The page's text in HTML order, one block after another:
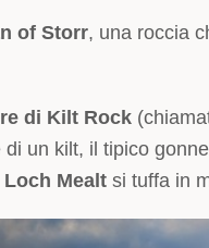
of Storr, una roccia
di Kilt Rock
un kilt, il tipico
Loch Mealt si tuffa in